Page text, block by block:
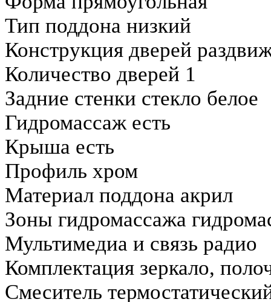
Тип поддона низкий
Конструкция дверей
Количество дверей 1
Задние стенки стекло белое
Гидромассаж есть
Крыша есть
Профиль хром
Материал поддона акрил
Зоны гидромассажа
Мультимедиа и связь радио
Комплектация зеркало,
Смеситель